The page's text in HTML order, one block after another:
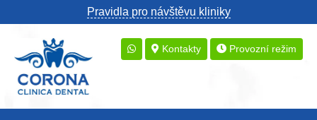
Pravidla pro návštěvu kliniky
Kontakty Provozní režim